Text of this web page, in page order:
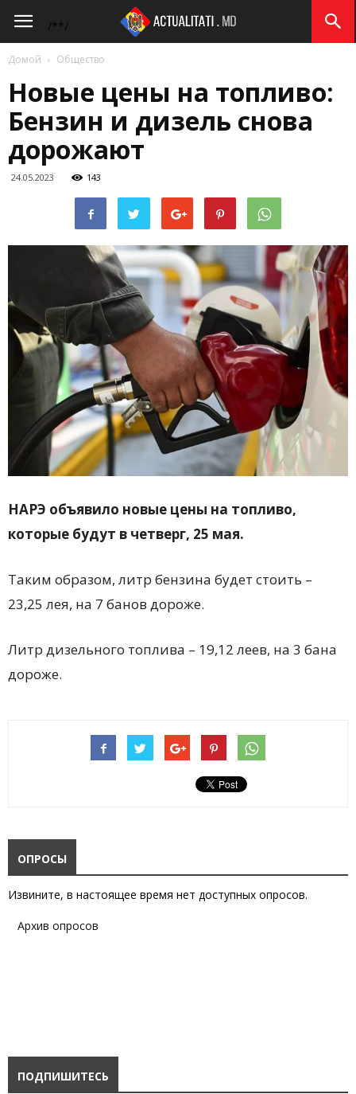
/**/
Actualitati.md
Домой Общество
Новые цены на топливо:
Бензин и дизель снова
дорожают
24.05.2023 143
НАРЭ объявило новые цены на топливо,
которые будут в четверг, 25 мая.
Таким образом, литр бензина будет стоить –
23,25 лея, на 7 банов дороже.
Литр дизельного топлива – 19,12 леев, на 3 бана
дороже.
ОПРОСЫ
Извините, в настоящее время нет доступных опросов.
Архив опросов
ПОДПИШИТЕСЬ